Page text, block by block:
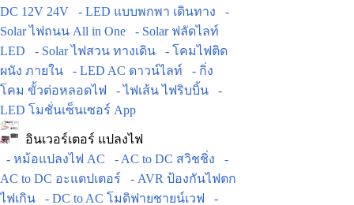
DC 12V 24V
- LED แบบพกพา เดินทาง
-
Solar ไฟถนน All in One
- Solar ฟลัดไลท์
LED
- Solar ไฟสวน ทางเดิน
- โคมไฟติด
ผนัง ภายใน
- LED AC ดาวน์ไลท์
- กิ่ง
โคม ขั้วต่อหลอดไฟ
- ไฟเส้น ไฟริบบิ้น
-
LED โมชั่นเซ็นเซอร์ App
อินเวอร์เตอร์ แปลงไฟ
- หม้อแปลงไฟ AC
- AC to DC สวิชชิ่ง
-
AC to DC อะแดปเตอร์
- AVR ป้องกันไฟตก
ไฟเกิน
- DC to AC โมดิฟายชายน์เวฟ -